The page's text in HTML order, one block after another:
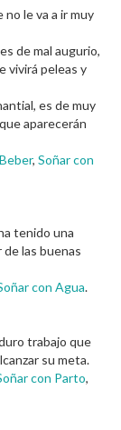
no le va a ir muy
de mal augurio,
vivirá peleas y
es de muy
aparecerán
, Soñar con
tenido una
las buenas
con Agua.
trabajo que
su meta.
con Parto,